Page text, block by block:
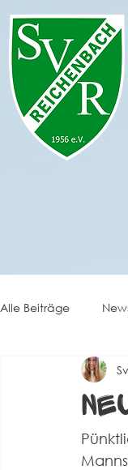
Alle Beiträge
Spielberichte